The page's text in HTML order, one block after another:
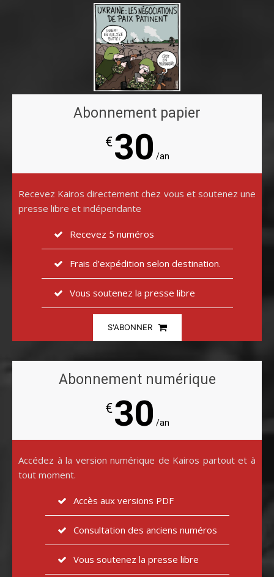
Abonnement papier
€30 /an
Recevez Kairos directement chez vous et soutenez une
presse libre et indépendante
Recevez 5 numéros
Frais d’expédition selon destination.
Vous soutenez la presse libre
S'ABONNER
Abonnement numérique
€30 /an
Accédez à la version numérique de Kairos partout et à
tout moment.
Accès aux versions PDF
Consultation des anciens numéros
Vous soutenez la presse libre